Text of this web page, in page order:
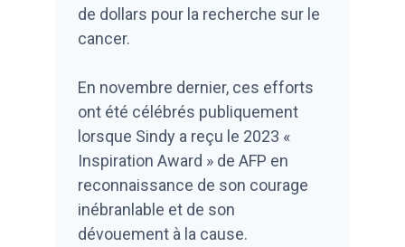
de dollars pour la recherche sur le
cancer.
En novembre dernier, ces efforts
ont été célébrés publiquement
lorsque Sindy a reçu le 2023 «
Inspiration Award » de AFP en
reconnaissance de son courage
inébranlable et de son
dévouement à la cause.